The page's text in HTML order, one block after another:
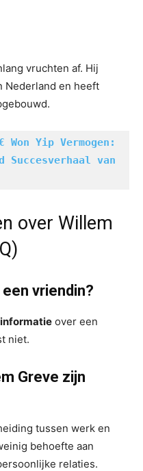
vruchten af. Hij
Nederland en heeft
Yip Vermogen:
van
over Willem
vriendin?
over een
niet.
Greve zijn
tussen werk en
behoefte aan
relaties.